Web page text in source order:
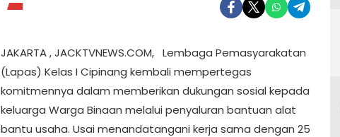
JAKARTA , JACKTVNEWS.COM, Lembaga Pemasyarakatan
(Lapas) Kelas I Cipinang kembali mempertegas
komitmennya dalam memberikan dukungan sosial kepada
keluarga Warga Binaan melalui penyaluran bantuan alat
bantu usaha. Usai menandatangani kerja sama dengan 25